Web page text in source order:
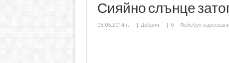
Сияйно слънце
08.05.2014 г. | Добрич | 0 Фейсбук